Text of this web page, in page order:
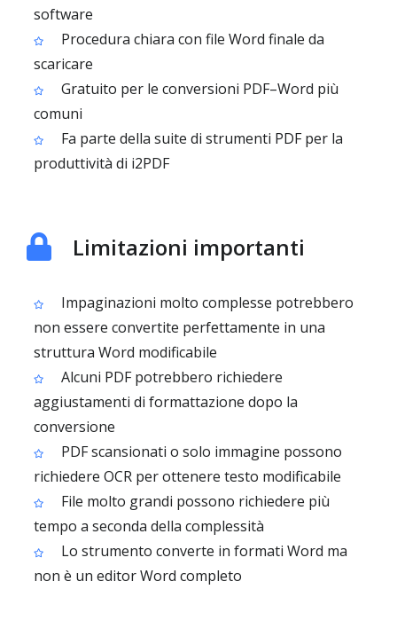
software
Procedura chiara con file Word finale da
scaricare
Gratuito per le conversioni PDF–Word più
comuni
Fa parte della suite di strumenti PDF per la
produttività di i2PDF
Limitazioni importanti
Impaginazioni molto complesse potrebbero
non essere convertite perfettamente in una
struttura Word modificabile
Alcuni PDF potrebbero richiedere
aggiustamenti di formattazione dopo la
conversione
PDF scansionati o solo immagine possono
richiedere OCR per ottenere testo modificabile
File molto grandi possono richiedere più
tempo a seconda della complessità
Lo strumento converte in formati Word ma
non è un editor Word completo